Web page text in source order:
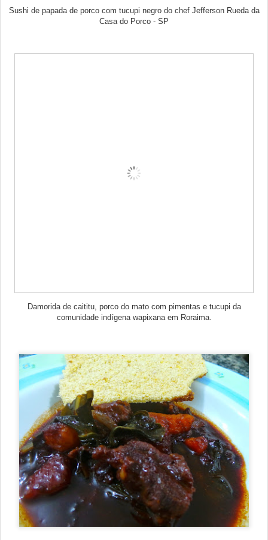
Sushi de papada de porco com tucupi negro do chef Jefferson Rueda da
Casa do Porco - SP
Damorida de caititu, porco do mato com pimentas e tucupi da
comunidade indígena wapixana em Roraima.